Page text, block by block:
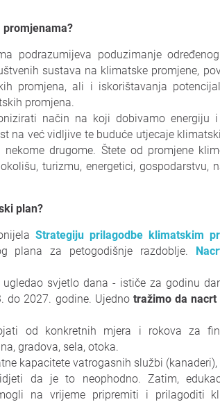
podrazumijeva poduzimanje
sustava na klimatske promjene,
promjena, ali i iskorištavanja
promjena.
način na koji dobivamo
na već vidljive te buduće utjecaje
drugome. Štete od promjene
turizmu, energetici, gospodarstvu,
plan?
Strategiju prilagodbe klimatskim
plana za petogodišnje razdoblje.
svjetlo dana - ističe za godinu
do 2027. godine. Ujedno tražimo da
od konkretnih mjera i rokova za
gradova, sela, otoka.
kapacitete vatrogasnih službi
da je to neophodno. Zatim,
na vrijeme pripremiti i prilagoditi